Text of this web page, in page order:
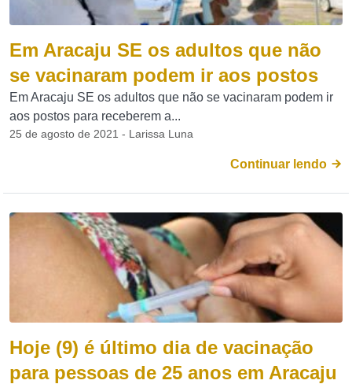
Em Aracaju SE os adultos que não
se vacinaram podem ir aos postos
Em Aracaju SE os adultos que não se vacinaram podem ir
aos postos para receberem a...
25 de agosto de 2021 - Larissa Luna
Continuar lendo
Hoje (9) é último dia de vacinação
para pessoas de 25 anos em Aracaju